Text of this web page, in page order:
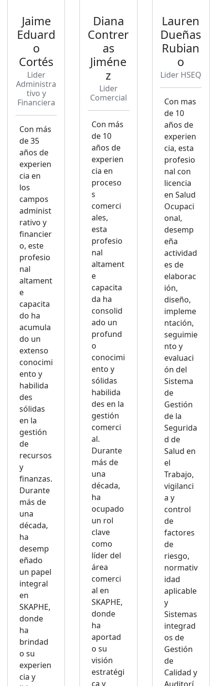
Jaime
Eduard
o
Cortés
Lider
Administra
tivo y
Financiera
Con más
de 35
años de
experien
cia en
los
campos
administ
rativo y
financier
o, este
profesio
nal
altament
e
capacita
do ha
acumula
do un
extenso
conocimi
ento y
habilida
des
sólidas
en la
gestión
de
recursos
y
finanzas.
Durante
más de
una
década,
ha
desemp
eñado
un papel
integral
en
SKAPHE,
donde
ha
brindad
o su
experien
cia y
Diana
Contrer
as
Jiméne
z
Lider
Comercial
Con más
de 10
años de
experien
cia en
proceso
s
comerci
ales,
esta
profesio
nal
altament
e
capacita
da ha
consolid
ado un
profund
o
conocimi
ento y
sólidas
habilida
des en la
gestión
comerci
al.
Durante
más de
una
década,
ha
ocupado
un rol
clave
como
líder del
área
comerci
al en
SKAPHE,
donde
ha
aportad
o su
visión
estratégi
ca y
Lauren
Dueñas
Rubian
o
Lider HSEQ
Con mas
de 10
años de
experien
cia, esta
profesio
nal con
licencia
en Salud
Ocupaci
onal,
desemp
eña
actividad
es de
elaborac
ión,
diseño,
impleme
ntación,
seguimie
nto y
evaluaci
ón del
Sistema
de
Gestión
de la
Segurida
d de
Salud en
el
Trabajo,
vigilanci
a y
control
de
factores
de
riesgo,
normativ
idad
aplicable
y
Sistemas
integrad
os de
Gestión
de
Calidad y